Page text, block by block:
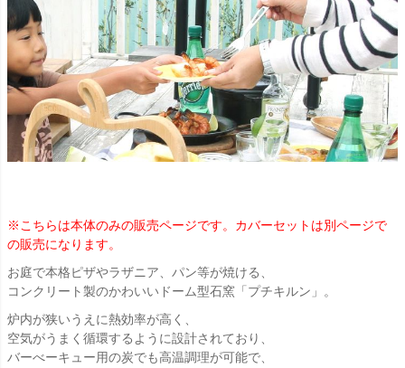
※こちらは本体のみの販売ページです。カバーセットは別ページで
の販売になります。
お庭で本格ピザやラザニア、パン等が焼ける、
コンクリート製のかわいいドーム型石窯「プチキルン」。
炉内が狭いうえに熱効率が高く、
空気がうまく循環するように設計されており、
バーべーキュー用の炭でも高温調理が可能で、